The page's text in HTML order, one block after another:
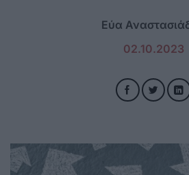
Εύα
02.10.2023